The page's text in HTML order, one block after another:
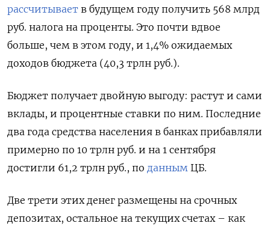
рассчитывает в будущем году получить 568 млрд
руб. налога на проценты. Это почти вдвое
больше, чем в этом году, и 1,4% ожидаемых
доходов бюджета (40,3 трлн руб.).
Бюджет получает двойную выгоду: растут и сами
вклады, и процентные ставки по ним. Последние
два года средства населения в банках прибавляли
примерно по 10 трлн руб. и на 1 сентября
достигли 61,2 трлн руб., по данным ЦБ.
Две трети этих денег размещены на срочных
депозитах, остальное на текущих счетах – как